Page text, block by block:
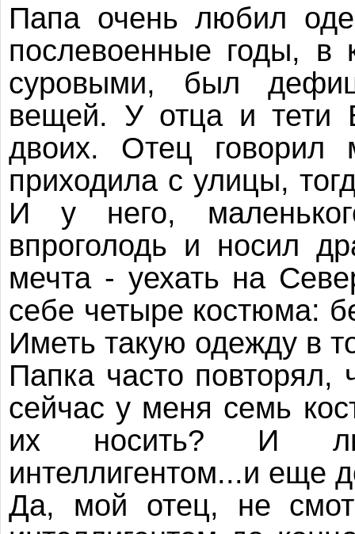
Папа очень любил
послевоенные годы,
суровыми, был
вещей. У отца и тети
двоих. Отец говорил
приходила с улицы,
И у него,
впроголодь и носил
мечта - уехать на
себе четыре костюма:
Иметь такую одежду в
Папка часто повторял,
сейчас у меня семь
их носить? И
интеллигентом...и еще
Да, мой отец, не